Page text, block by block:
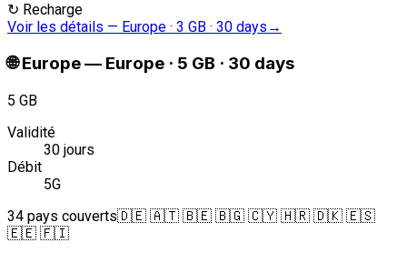
↻ Recharge
Voir les détails — Europe · 3 GB · 30 days →
🌐 Europe— Europe · 5 GB · 30 days
5 GB
Validité
30 jours
Débit
5G
34 pays couverts🇩🇪 🇦🇹 🇧🇪 🇧🇬 🇨🇾 🇭🇷 🇩🇰 🇪🇸
🇪🇪 🇫🇮